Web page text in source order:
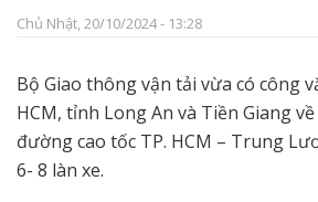
Chủ Nhật, 20/10/2024 - 13:28
Bộ Giao thông vận tải vừa có công
HCM, tỉnh Long An và Tiền Giang
đường cao tốc TP. HCM – Trung
6- 8 làn xe.